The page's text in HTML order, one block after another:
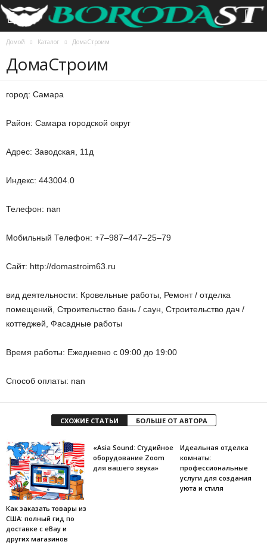
Домой Каталог ДомаСтроим
ДомаСтроим
город: Самара
Район: Самара городской округ
Адрес: Заводская, 11д
Индекс: 443004.0
Телефон: nan
Мобильный Телефон: +7‒987‒447‒25‒79
Сайт: http://domastroim63.ru
вид деятельности: Кровельные работы, Ремонт / отделка
помещений, Строительство бань / саун, Строительство дач /
коттеджей, Фасадные работы
Время работы: Ежедневно с 09:00 до 19:00
Способ оплаты: nan
СХОЖИЕ СТАТЬИ БОЛЬШЕ ОТ АВТОРА
Как заказать товары из
США: полный гид по
доставке с eBay и
других магазинов
«Asia Sound: Студийное
оборудование Zoom
для вашего звука»
Идеальная отделка
комнаты:
профессиональные
услуги для создания
уюта и стиля